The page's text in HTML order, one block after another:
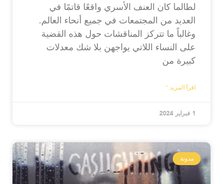
لطالما كان العنف الأسري واقعًا قاتمًا في
العديد من المجتمعات في جميع أنحاء العالم.
وغالباً ما تتركز المناقشات حول هذه القضية
على النساء اللاتي يواجهن بلا شك معدلات
كبيرة من
اقرأ المزيد "
1 فبراير 2024
مدونة